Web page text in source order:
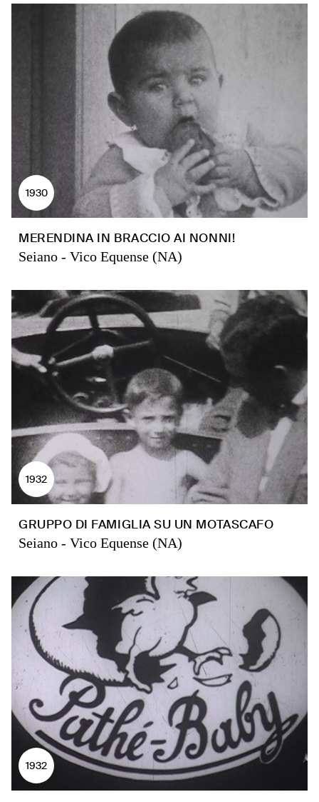
1930
MERENDINA IN BRACCIO AI NONNI!
Seiano - Vico Equense (NA)
1932
GRUPPO DI FAMIGLIA SU UN MOTASCAFO
Seiano - Vico Equense (NA)
1932